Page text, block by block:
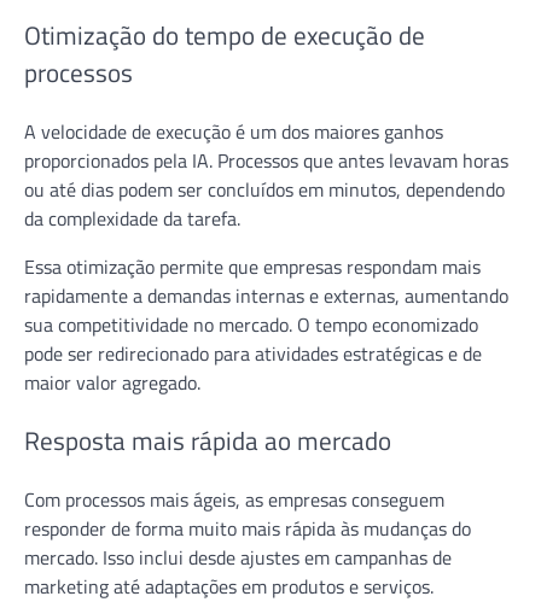
Otimização do tempo de execução de
processos
A velocidade de execução é um dos maiores ganhos
proporcionados pela IA. Processos que antes levavam horas
ou até dias podem ser concluídos em minutos, dependendo
da complexidade da tarefa.
Essa otimização permite que empresas respondam mais
rapidamente a demandas internas e externas, aumentando
sua competitividade no mercado. O tempo economizado
pode ser redirecionado para atividades estratégicas e de
maior valor agregado.
Resposta mais rápida ao mercado
Com processos mais ágeis, as empresas conseguem
responder de forma muito mais rápida às mudanças do
mercado. Isso inclui desde ajustes em campanhas de
marketing até adaptações em produtos e serviços.